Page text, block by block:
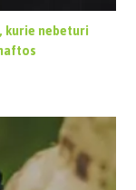
kurie nebeturi